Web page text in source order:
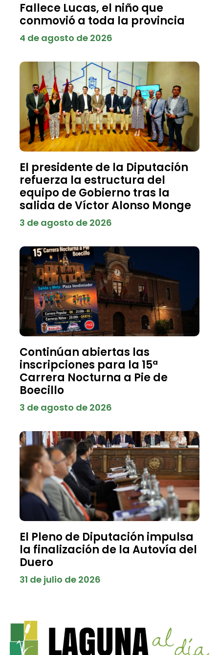
Fallece Lucas, el niño que
conmovió a toda la provincia
4 de agosto de 2026
El presidente de la Diputación
refuerza la estructura del
equipo de Gobierno tras la
salida de Víctor Alonso Monge
3 de agosto de 2026
Continúan abiertas las
inscripciones para la 15ª
Carrera Nocturna a Pie de
Boecillo
3 de agosto de 2026
El Pleno de Diputación impulsa
la finalización de la Autovía del
Duero
31 de julio de 2026